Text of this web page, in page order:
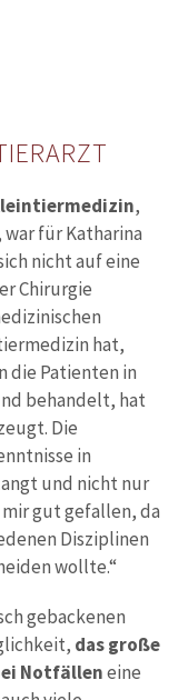
,
war für Katharina
nicht auf eine
Chirurgie
hat,
die Patienten in
behandelt, hat
Die
in
und nicht nur
gut gefallen, da
Disziplinen
wollte.“
gebackenen
das große
Notfälleneine